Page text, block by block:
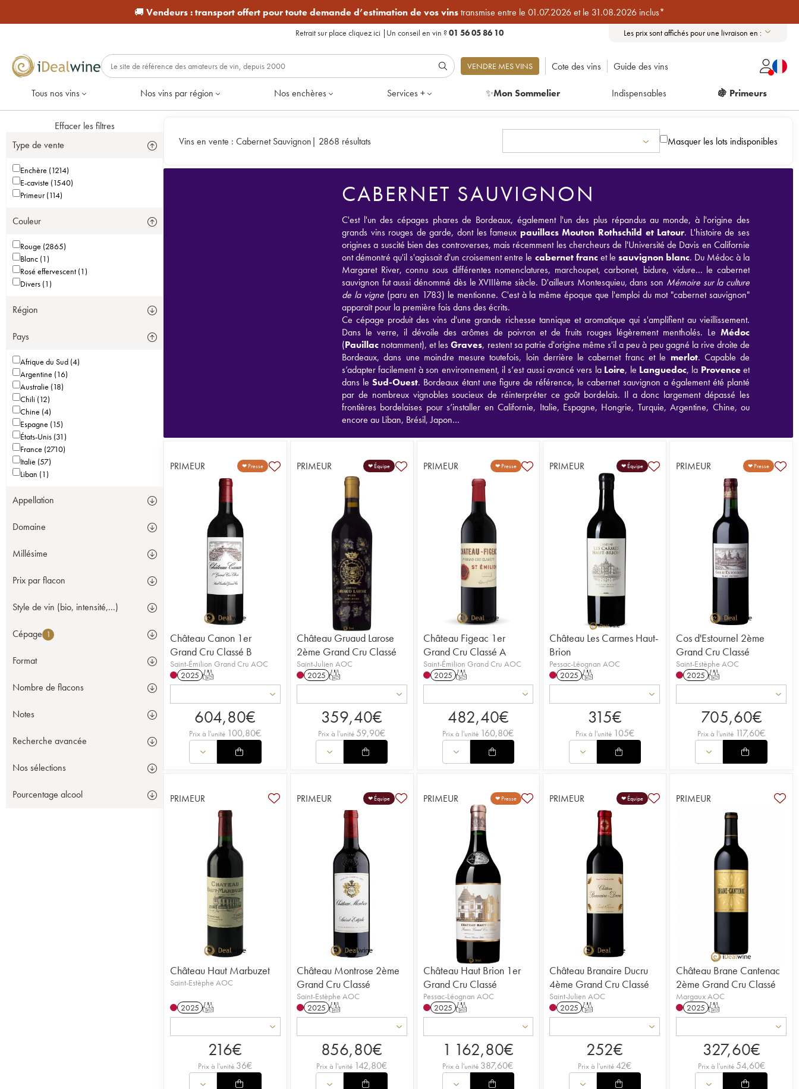
🚚 Vendeurs :transport offert pour toute demande d’estimation de vos vinstransmise entre le 01.07.2026 et le 31.08.2026 inclus*
Retrait sur place cliquez ici | Un conseil en vin ?01 56 05 86 10 Les prix sont affichés pour une livraison en :
VENDRE MES VINS Cote des vins Guide des vins
Tous nos vins Nos vins par région Nos enchères Services + ✨Mon Sommelier Indispensables 🍇 Primeurs
Effacer les filtres
Type de vente
Enchère (1214)
E-caviste (1540)
Primeur (114)
Couleur
Rouge (2865)
Blanc (1)
Rosé effervescent (1)
Divers (1)
Région
Pays
Afrique du Sud (4)
Argentine (16)
Australie (18)
Chili (12)
Chine (4)
Espagne (15)
États-Unis (31)
France (2710)
Italie (57)
Liban (1)
Appellation
Domaine
Millésime
Prix par flacon
Style de vin (bio, intensité,...)
Cépage 1
Format
Nombre de flacons
Notes
Recherche avancée
Nos sélections
Pourcentage alcool
Vins en vente : Cabernet Sauvignon| 2868 résultats Masquer les lots indisponibles
CABERNET SAUVIGNON
C'est l'un des cépages phares de Bordeaux, également l'un des plus répandus au monde, à l'origine des
grands vins rouges de garde, dont les fameux pauillacsMouton Rothschild et Latour. L'histoire de ses
origines a suscité bien des controverses, mais récemment les chercheurs de l'Université de Davis en Californie
ont démontré qu'il s'agissait d'un croisement entre le cabernet francet le sauvignon blanc. Du Médoc à la
Margaret River, connu sous différentes nomenclatures, marchoupet, carbonet, bidure, vidure... le cabernet
sauvignon fut aussi dénommé dès le XVIIIème siècle. D'ailleurs Montesquieu, dans son Mémoire sur la culture
de la vigne(paru en 1783) le mentionne. C'est à la même époque que l'emploi du mot "cabernet sauvignon"
apparaît pour la première fois dans des écrits.
Ce cépage produit des vins d'une grande richesse tannique et aromatique qui s'amplifient au vieillissement.
Dans le verre, il dévoile des arômes de poivron et de fruits rouges légèrement mentholés. LeMédoc
(Pauillac notamment), et lesGraves, restent sa patrie d'origine même s'il a peu à peu gagné la rive droite de
Bordeaux, dans une moindre mesure toutefois, loin derrière le cabernet franc et le merlot. Capable de
s’adapter facilement à son environnement, il s’est aussi avancé vers la Loire, le Languedoc, la Provenceet
dans leSud-Ouest. Bordeaux étant une figure de référence, le cabernet sauvignon a également été planté
par de nombreux vignobles soucieux de réinterpréter ce goût bordelais. Il a donc largement dépassé les
frontières bordelaises pour s’installer en Californie, Italie, Espagne, Hongrie, Turquie, Argentine, Chine, ou
encore au Liban, Brésil, Japon…
PRIMEUR ❤ Presse
Château Canon 1er
Grand Cru Classé B
Saint-Émilion Grand Cru AOC
2025 T
604,80€
Prix à l'unité 100,80€
PRIMEUR ❤ Équipe
Château Gruaud Larose
2ème Grand Cru Classé
Saint-Julien AOC
2025 T
359,40€
Prix à l'unité 59,90€
PRIMEUR ❤ Presse
Château Figeac 1er
Grand Cru Classé A
Saint-Émilion Grand Cru AOC
2025 T
482,40€
Prix à l'unité 160,80€
PRIMEUR ❤ Équipe
Château Les Carmes Haut-
Brion
Pessac-Léognan AOC
2025 T
315€
Prix à l'unité 105€
PRIMEUR ❤ Presse
Cos d'Estournel 2ème
Grand Cru Classé
Saint-Estèphe AOC
2025 T
705,60€
Prix à l'unité 117,60€
PRIMEUR
Château Haut Marbuzet
Saint-Estèphe AOC
2025 T
216€
Prix à l'unité 36€
PRIMEUR ❤ Équipe
Château Montrose 2ème
Grand Cru Classé
Saint-Estèphe AOC
2025 T
856,80€
Prix à l'unité 142,80€
PRIMEUR ❤ Presse
Château Haut Brion 1er
Grand Cru Classé
Pessac-Léognan AOC
2025 T
1 162,80€
Prix à l'unité 387,60€
PRIMEUR ❤ Équipe
Château Branaire Ducru
4ème Grand Cru Classé
Saint-Julien AOC
2025 T
252€
Prix à l'unité42€
PRIMEUR
Château Brane Cantenac
2ème Grand Cru Classé
Margaux AOC
2025 T
327,60€
Prix à l'unité 54,60€